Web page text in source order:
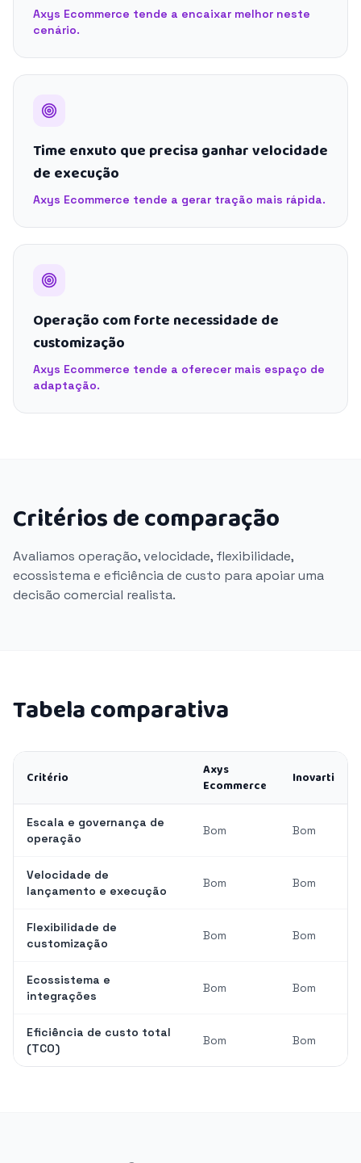
Axys Ecommerce tende a encaixar melhor neste
cenário.
Time enxuto que precisa ganhar velocidade
de execução
Axys Ecommerce tende a gerar tração mais rápida.
Operação com forte necessidade de
customização
Axys Ecommerce tende a oferecer mais espaço de
adaptação.
Critérios de comparação
Avaliamos operação, velocidade, flexibilidade,
ecossistema e eficiência de custo para apoiar uma
decisão comercial realista.
Tabela comparativa
Critério
Axys
Ecommerce
Inovarti
Escala e governança de
operação
Bom Bom
Velocidade de
lançamento e execução
Bom Bom
Flexibilidade de
customização
Bom Bom
Ecossistema e
integrações
Bom Bom
Eficiência de custo total
(TCO)
Bom Bom